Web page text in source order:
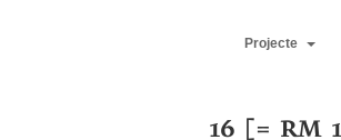
Projecte
16 [= RM